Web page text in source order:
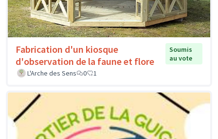
Fabrication d'un kiosque
d'observation de la faune et flore
Soumis
au vote
L'Arche des Sens
0 1